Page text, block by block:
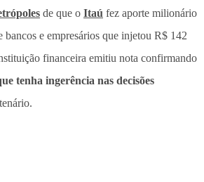
de que o Itaú fez aporte milionário
bancos e empresários que injetou R$ 142
financeira emitiu nota confirmando
tenha ingerência nas decisões